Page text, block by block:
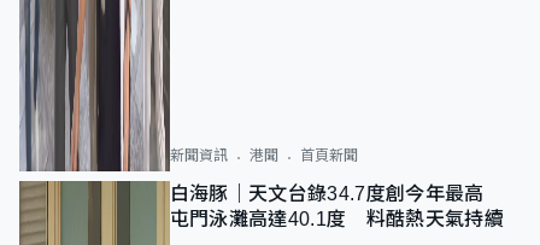
新聞資訊 港聞 首頁新聞
白海豚｜天文台錄34.7度創今年最高
屯門泳灘高達40.1度 料酷熱天氣持續